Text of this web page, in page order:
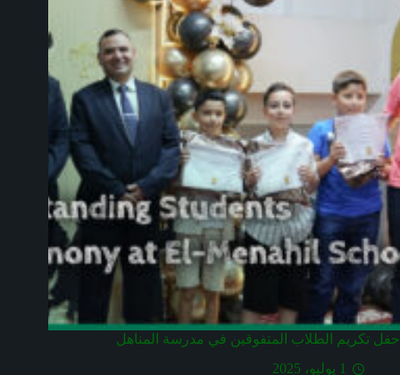
حفل تكريم الطلاب المتفوقين في مدرسة المناهل
1 يوليو، 2025